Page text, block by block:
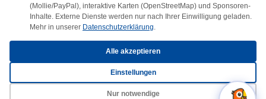
Folgen Sie uns!
facebook
E-Mail
(Mollie/PayPal), interaktive Karten (OpenStreetMap) und Sponsoren-
Inhalte. Externe Dienste werden nur nach Ihrer Einwilligung geladen.
Mehr in unserer Datenschutzerklärung.
Alle akzeptieren
Einstellungen
Nur notwendige